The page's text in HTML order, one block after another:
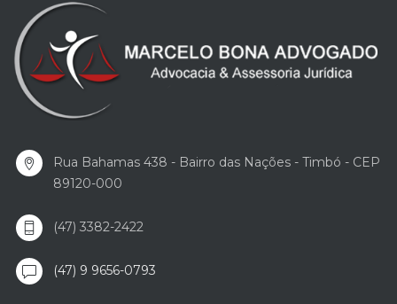
Rua Bahamas 438 - Bairro das Nações - Timbó - CEP
89120-000
(47) 3382-2422
(47) 9 9656-0793